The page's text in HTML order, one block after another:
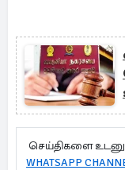
செய்திகளை
WHATSAPP